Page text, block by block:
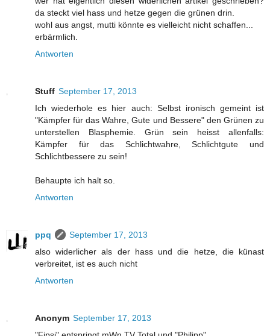
da steckt viel hass und hetze gegen die grünen drin.
wohl aus angst, mutti könnte es vielleicht nicht schaffen...
erbärmlich.
Antworten
Stuff September 17, 2013
Ich wiederhole es hier auch: Selbst ironisch gemeint ist
"Kämpfer für das Wahre, Gute und Bessere" den Grünen zu
unterstellen Blasphemie. Grün sein heisst allenfalls:
Kämpfer für das Schlichtwahre, Schlichtgute und
Schlichtbessere zu sein!
Behaupte ich halt so.
Antworten
ppq
September 17, 2013
also widerlicher als der hass und die hetze, die künast
verbreitet, ist es auch nicht
Antworten
Anonym September 17, 2013